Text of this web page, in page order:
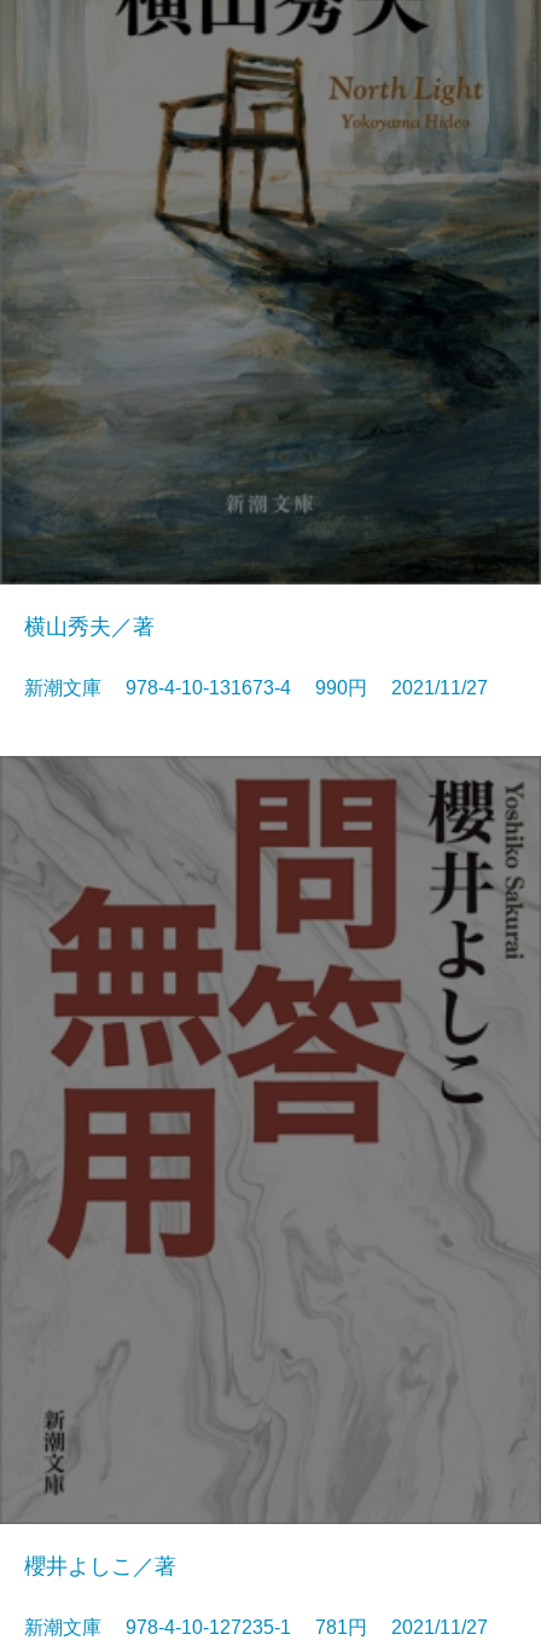
横山秀夫／著
新潮文庫 978-4-10-131673-4 990円 2021/11/27
櫻井よしこ／著
新潮文庫 978-4-10-127235-1 781円 2021/11/27